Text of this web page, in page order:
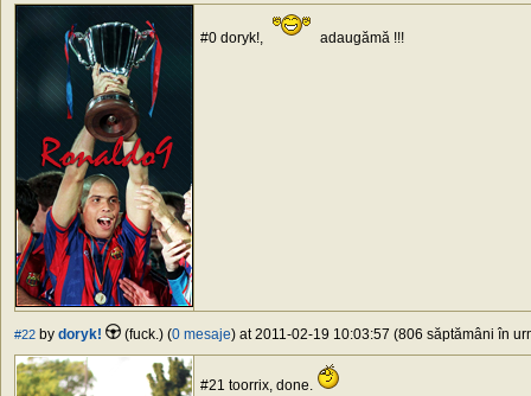
#0 doryk!, adaugămă !!!
#22 by doryk! (fuck.) (0 mesaje) at 2011-02-19 10:03:57 (806 săptămâni în
#21 toorrix, done.